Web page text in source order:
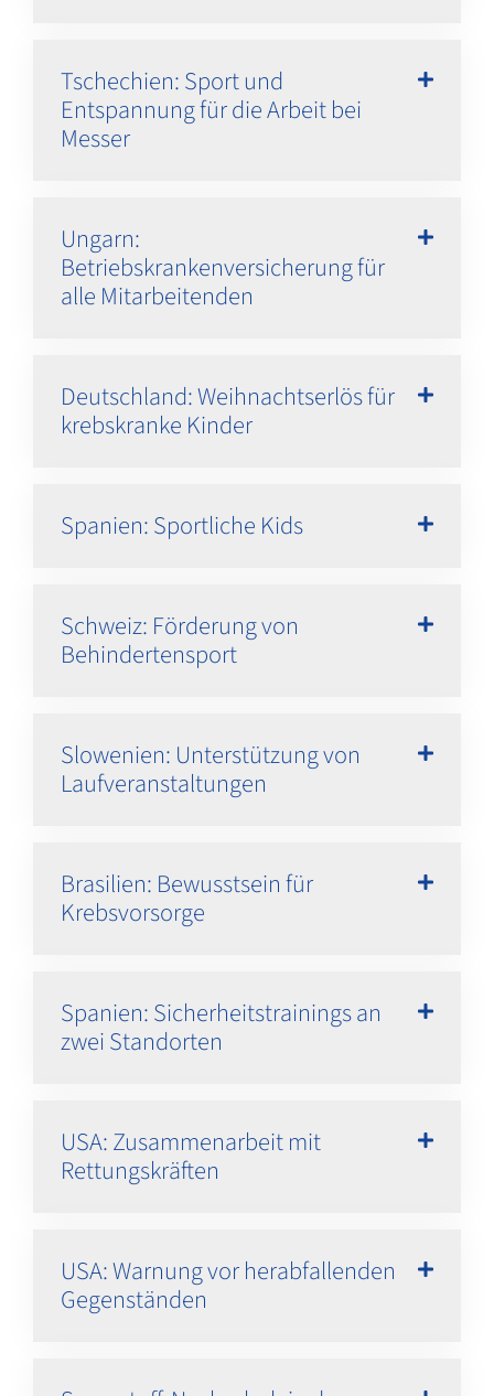
Tschechien: Sport und
Entspannung für die Arbeit bei
Messer
Ungarn:
Betriebskrankenversicherung für
alle Mitarbeitenden
Deutschland: Weihnachtserlös für
krebskranke Kinder
Spanien: Sportliche Kids
Schweiz: Förderung von
Behindertensport
Slowenien: Unterstützung von
Laufveranstaltungen
Brasilien: Bewusstsein für
Krebsvorsorge
Spanien: Sicherheitstrainings an
zwei Standorten
USA: Zusammenarbeit mit
Rettungskräften
USA: Warnung vor herabfallenden
Gegenständen